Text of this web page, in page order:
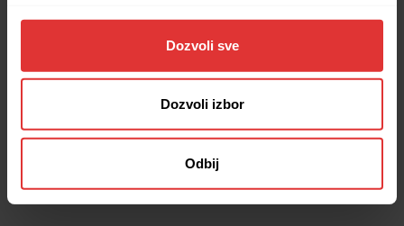
Dozvoli sve
Dozvoli izbor
Odbij